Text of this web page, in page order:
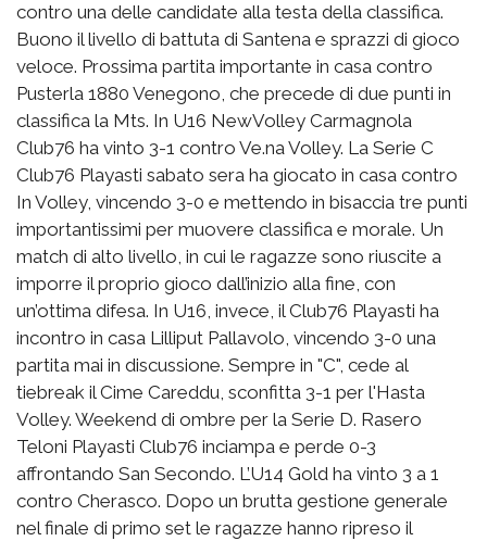
contro una delle candidate alla testa della classifica.
Buono il livello di battuta di Santena e sprazzi di gioco
veloce. Prossima partita importante in casa contro
Pusterla 1880 Venegono, che precede di due punti in
classifica la Mts. In U16 NewVolley Carmagnola
Club76 ha vinto 3-1 contro Ve.na Volley. La Serie C
Club76 Playasti sabato sera ha giocato in casa contro
In Volley, vincendo 3-0 e mettendo in bisaccia tre punti
importantissimi per muovere classifica e morale. Un
match di alto livello, in cui le ragazze sono riuscite a
imporre il proprio gioco dall’inizio alla fine, con
un’ottima difesa. In U16, invece, il Club76 Playasti ha
incontro in casa Lilliput Pallavolo, vincendo 3-0 una
partita mai in discussione. Sempre in "C", cede al
tiebreak il Cime Careddu, sconfitta 3-1 per l'Hasta
Volley. Weekend di ombre per la Serie D. Rasero
Teloni Playasti Club76 inciampa e perde 0-3
affrontando San Secondo. L’U14 Gold ha vinto 3 a 1
contro Cherasco. Dopo un brutta gestione generale
nel finale di primo set le ragazze hanno ripreso il